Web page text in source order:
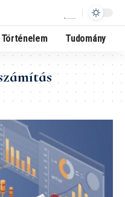
Történelem Tudomány